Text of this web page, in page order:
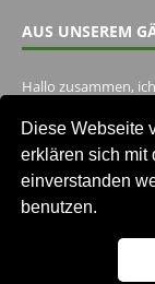
Diese Webseite
erklären sich mit
einverstanden
benutzen.
AUS UNSEREM
Hallo zusammen,
Ich habe ein Jahr
Unser Gästebuch